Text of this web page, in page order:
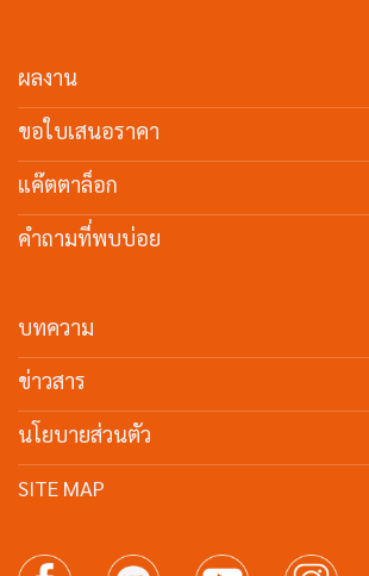
ผลงาน
ขอใบเสนอราคา
แค๊ตตาล็อก
คำถามที่พบบ่อย
บทความ
ข่าวสาร
นโยบายส่วนตัว
SITE MAP